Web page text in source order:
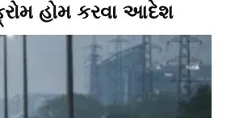
હોમ કરવા આદેશ